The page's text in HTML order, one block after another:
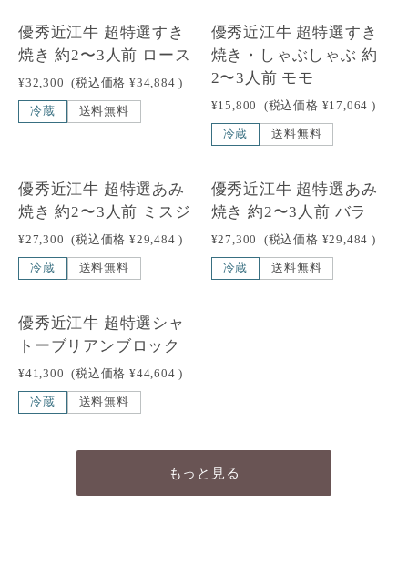
優秀近江牛 超特選すき
焼き 約2〜3人前 ロース
¥32,300 (税込価格 ¥34,884 )
冷蔵 送料無料
優秀近江牛 超特選すき
焼き・しゃぶしゃぶ 約
2〜3人前 モモ
¥15,800 (税込価格 ¥17,064 )
冷蔵 送料無料
優秀近江牛 超特選あみ
焼き 約2〜3人前 ミスジ
¥27,300 (税込価格 ¥29,484 )
冷蔵 送料無料
優秀近江牛 超特選あみ
焼き 約2〜3人前 バラ
¥27,300 (税込価格 ¥29,484 )
冷蔵 送料無料
NEW
優秀近江牛 超特選シャ
トーブリアンブロック
¥41,300 (税込価格 ¥44,604 )
冷蔵 送料無料
もっと見る